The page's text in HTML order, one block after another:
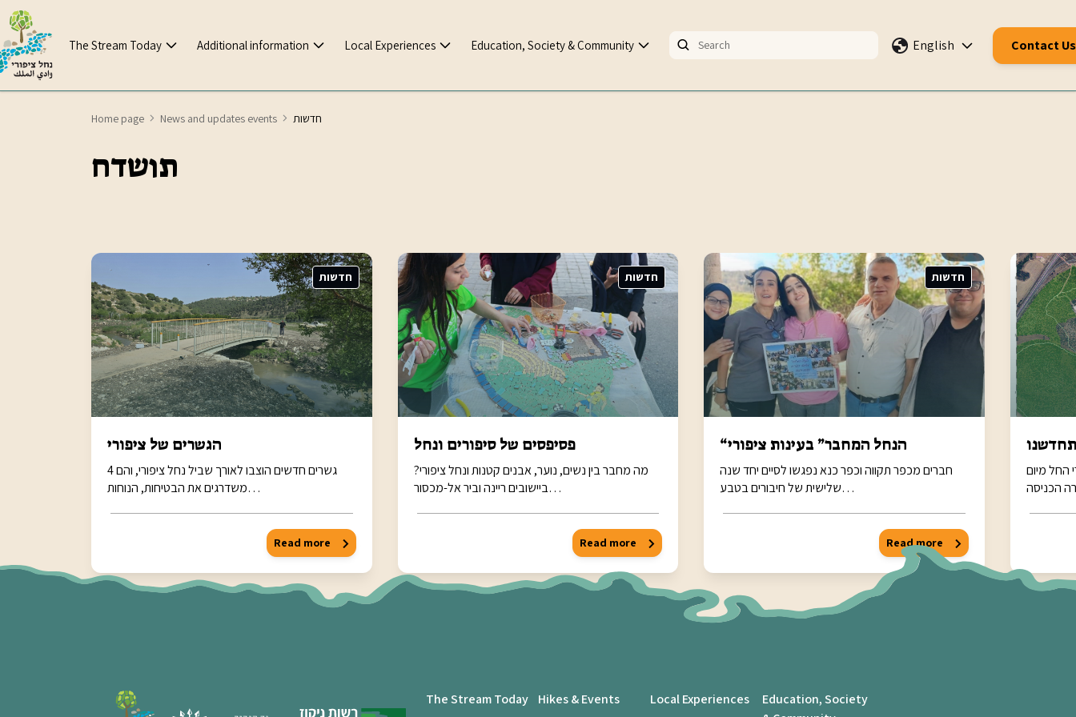
The Stream Today Additional information Local Experiences Education, Society & Community English Contact Us
Home page News and updates events חדשות
חדשות
חדשות
הגשרים של ציפורי
4 גשרים חדשים הוצבו לאורך שביל נחל ציפורי, והם
משדרגים את הבטיחות, הנוחות…
Read more
חדשות
פסיפסים של סיפורים ונחל
מה מחבר בין נשים, נוער, אבנים קטנות ונחל ציפורי?
ביישובים ריינה וביר אל-מכסור…
Read more
חדשות
“הנחל המחבר” בעינות ציפורי
חברים מכפר תקווה וכפר כנא נפגשו לסיים יחד שנה
שלישית של חיבורים בטבע…
Read more
החל מיום
The Stream Today Hikes & Events Local Experiences
Education, Society